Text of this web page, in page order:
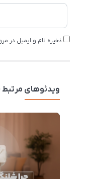
ذخیره نام و ایمیل در
ویدئوهای مرتبط